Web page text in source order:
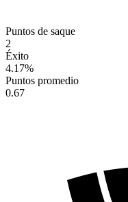
Puntos de saque
2
Éxito
4.17%
Puntos promedio
0.67